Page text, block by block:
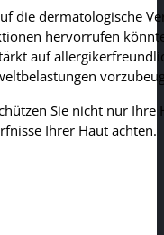
die dermatologische
hervorrufen
auf
Sie nicht nur
Ihrer Haut achten.